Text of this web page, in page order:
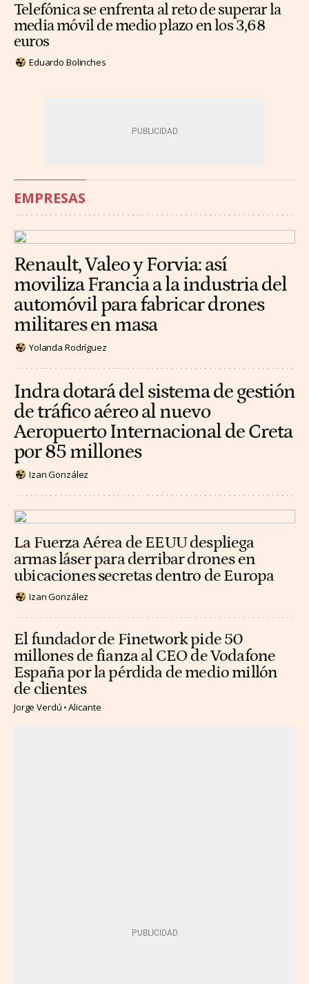
Telefónica se enfrenta al reto de superar la
media móvil de medio plazo en los 3,68
euros
Eduardo Bolinches
EMPRESAS
Renault, Valeo y Forvia: así
moviliza Francia a la industria del
automóvil para fabricar drones
militares en masa
Yolanda Rodríguez
Indra dotará del sistema de gestión
de tráfico aéreo al nuevo
Aeropuerto Internacional de Creta
por 85 millones
Izan González
La Fuerza Aérea de EEUU despliega
armas láser para derribar drones en
ubicaciones secretas dentro de Europa
Izan González
El fundador de Finetwork pide 50
millones de fianza al CEO de Vodafone
España por la pérdida de medio millón
de clientes
Jorge Verdú Alicante